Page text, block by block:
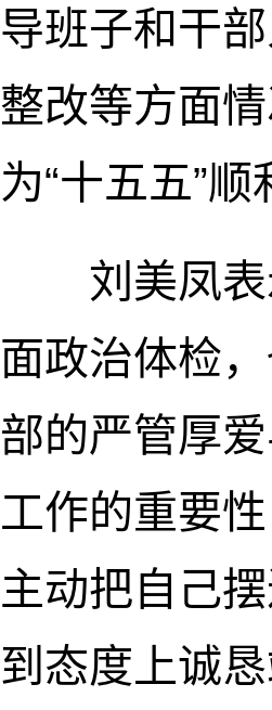
导班子和干
整改等方面
为“十五五”
刘美凤
面政治体检
部的严管厚
工作的重要
主动把自己
到态度上诚